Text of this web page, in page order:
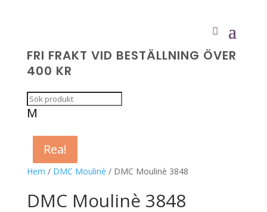
FRI FRAKT VID BESTÄLLNING ÖVER
400 KR
M
Hem / DMC Moulinè / DMC Moulinè 3848
Rea!
DMC Moulinè 3848
Rea!
Rea!
Rea!